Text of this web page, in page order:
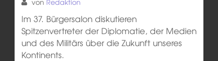
Im 37. Bürgersalon diskutieren
Spitzenvertreter der Diplomatie, der Medien
und des Militärs über die Zukunft unseres
Kontinents.